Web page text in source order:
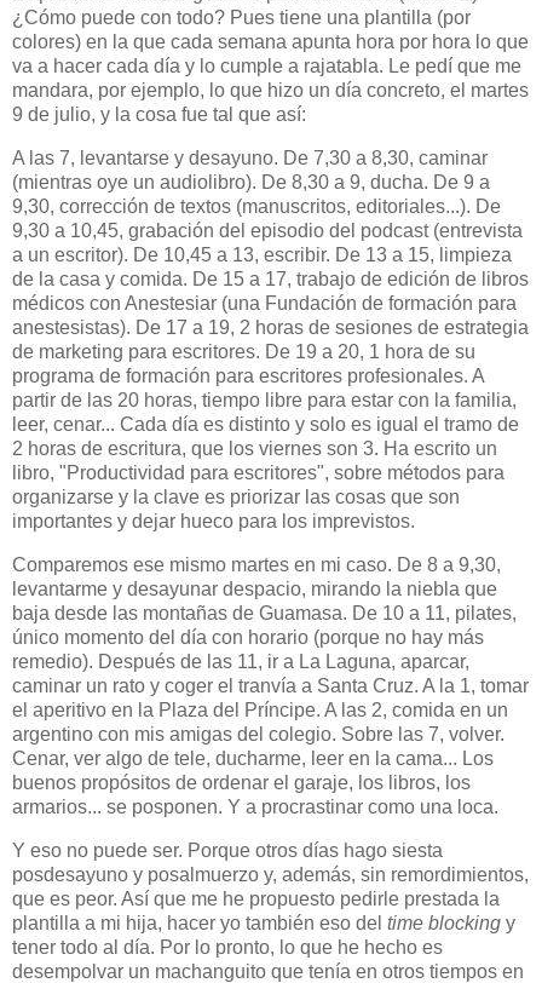
¿Cómo puede con todo? Pues tiene una plantilla (por
colores) en la que cada semana apunta hora por hora lo que
va a hacer cada día y lo cumple a rajatabla. Le pedí que me
mandara, por ejemplo, lo que hizo un día concreto, el martes
9 de julio, y la cosa fue tal que así:
A las 7, levantarse y desayuno. De 7,30 a 8,30, caminar
(mientras oye un audiolibro). De 8,30 a 9, ducha. De 9 a
9,30, corrección de textos (manuscritos, editoriales...). De
9,30 a 10,45, grabación del episodio del podcast (entrevista
a un escritor). De 10,45 a 13, escribir. De 13 a 15, limpieza
de la casa y comida. De 15 a 17, trabajo de edición de libros
médicos con Anestesiar (una Fundación de formación para
anestesistas). De 17 a 19, 2 horas de sesiones de estrategia
de marketing para escritores. De 19 a 20, 1 hora de su
programa de formación para escritores profesionales. A
partir de las 20 horas, tiempo libre para estar con la familia,
leer, cenar... Cada día es distinto y solo es igual el tramo de
2 horas de escritura, que los viernes son 3. Ha escrito un
libro, "Productividad para escritores", sobre métodos para
organizarse y la clave es priorizar las cosas que son
importantes y dejar hueco para los imprevistos.
Comparemos ese mismo martes en mi caso. De 8 a 9,30,
levantarme y desayunar despacio, mirando la niebla que
baja desde las montañas de Guamasa. De 10 a 11, pilates,
único momento del día con horario (porque no hay más
remedio). Después de las 11, ir a La Laguna, aparcar,
caminar un rato y coger el tranvía a Santa Cruz. A la 1, tomar
el aperitivo en la Plaza del Príncipe. A las 2, comida en un
argentino con mis amigas del colegio. Sobre las 7, volver.
Cenar, ver algo de tele, ducharme, leer en la cama... Los
buenos propósitos de ordenar el garaje, los libros, los
armarios... se posponen. Y a procrastinar como una loca.
Y eso no puede ser. Porque otros días hago siesta
posdesayuno y posalmuerzo y, además, sin remordimientos,
que es peor. Así que me he propuesto pedirle prestada la
plantilla a mi hija, hacer yo también eso del time blocking y
tener todo al día. Por lo pronto, lo que he hecho es
desempolvar un machanguito que tenía en otros tiempos en